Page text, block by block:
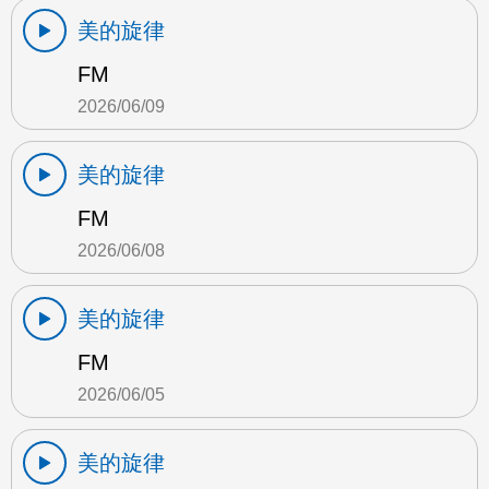
美的旋律
FM
2026/06/09
美的旋律
FM
2026/06/08
美的旋律
FM
2026/06/05
美的旋律